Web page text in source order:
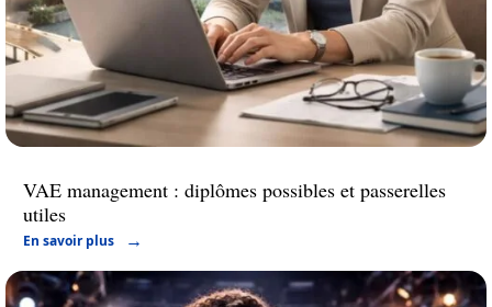
VAE management : diplômes possibles et passerelles
utiles
En savoir plus